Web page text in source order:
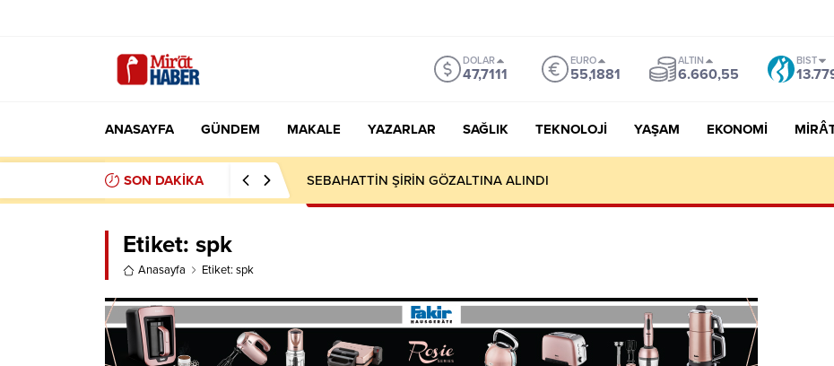
DOLAR
47,7111
EURO
55,1881
ALTIN
6.660,55
BIST
ANASAYFA GÜNDEM MAKALE YAZARLAR SAĞLIK TEKNOLOJI YAŞAM EKONOMI
SON DAKİKA MEKKE ANTLAŞMASI NEREYE VARIR? TÜRKİYE NE KAZANIR, NE KAYBEDER?
Etiket: spk
Anasayfa Etiket: spk